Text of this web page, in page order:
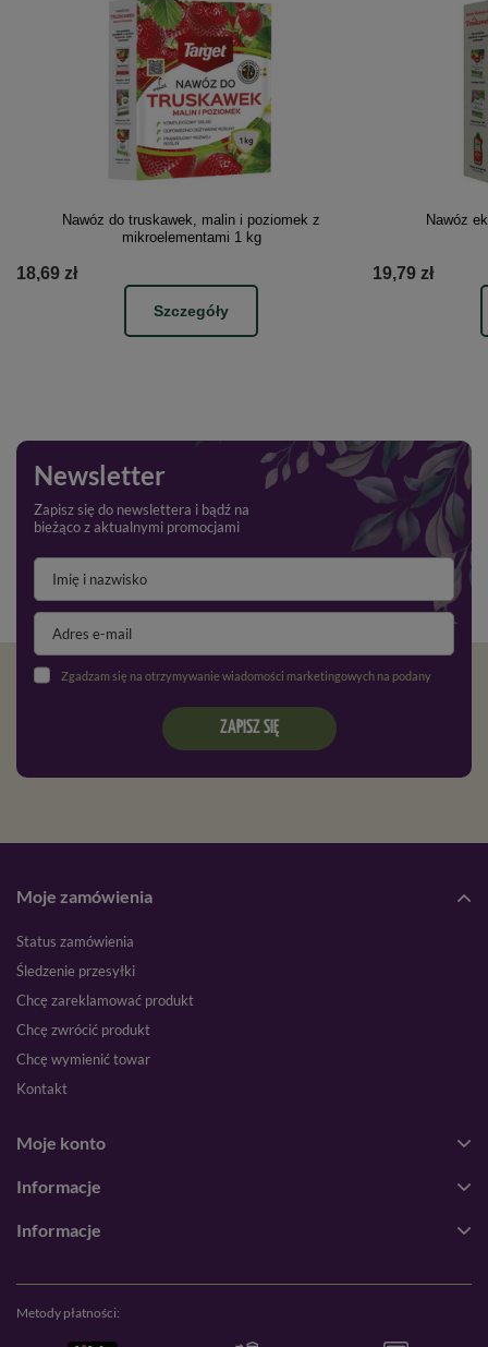
Nawóz do truskawek, malin i poziomek z
mikroelementami 1 kg
18,69 zł
Szczegóły
Nawóz
19,79 zł
Newsletter
Zapisz się do newslettera i bądź na
bieżąco z aktualnymi promocjami
Zgadzam się na otrzymywanie wiadomości marketingowych na podany adres e-mail oraz przetwarzanie danych osobowych zgodnie z
ZAPISZ SIĘ
Moje zamówienia
Status zamówienia
Śledzenie przesyłki
Chcę zareklamować produkt
Chcę zwrócić produkt
Chcę wymienić towar
Kontakt
Moje konto
Informacje
Informacje
Metody płatności: